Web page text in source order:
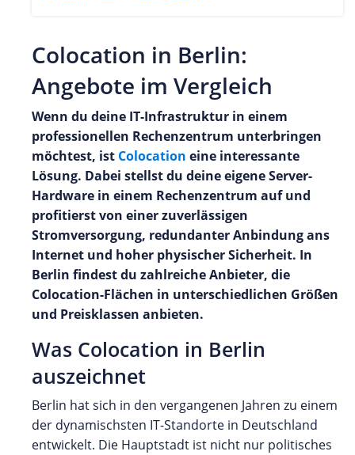
Colocation in Berlin:
Angebote im Vergleich
Wenn du deine IT-Infrastruktur in einem
professionellen Rechenzentrum unterbringen
möchtest, ist Colocation eine interessante
Lösung. Dabei stellst du deine eigene Server-
Hardware in einem Rechenzentrum auf und
profitierst von einer zuverlässigen
Stromversorgung, redundanter Anbindung ans
Internet und hoher physischer Sicherheit. In
Berlin findest du zahlreiche Anbieter, die
Colocation-Flächen in unterschiedlichen Größen
und Preisklassen anbieten.
Was Colocation in Berlin
auszeichnet
Berlin hat sich in den vergangenen Jahren zu einem
der dynamischsten IT-Standorte in Deutschland
entwickelt. Die Hauptstadt ist nicht nur politisches